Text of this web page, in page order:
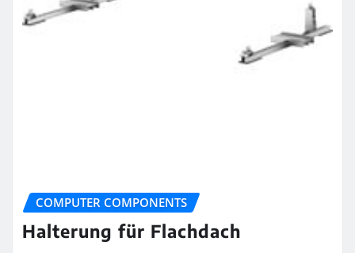
COMPUTER COMPONENTS
Halterung für Flachdach